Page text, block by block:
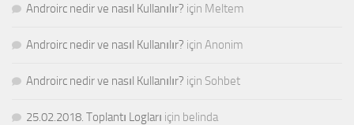
Androirc nedir ve nasıl Kullanılır? için Meltem
Androirc nedir ve nasıl Kullanılır? için Anonim
Androirc nedir ve nasıl Kullanılır? için Sohbet
25.02.2018. Toplantı Logları için belinda